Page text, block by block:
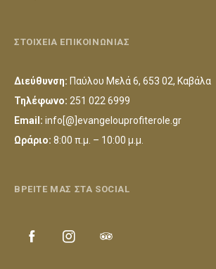
ΣΤΟΙΧΕΙΑ ΕΠΙΚΟΙΝΩΝΙΑΣ
Διεύθυνση: Παύλου Μελά 6, 653 02, Καβάλα
Τηλέφωνο: 251 022 6999
Email: info[@]evangelouprofiterole.gr
Ωράριο: 8:00 π.μ. – 10:00 μ.μ.
ΒΡΕΙΤΕ ΜΑΣ ΣΤΑ SOCIAL